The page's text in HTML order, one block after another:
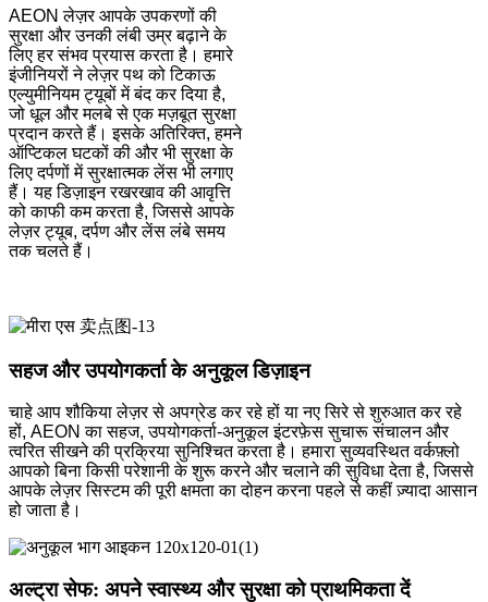
AEON लेज़र आपके उपकरणों की
सुरक्षा और उनकी लंबी उम्र बढ़ाने के
लिए हर संभव प्रयास करता है। हमारे
इंजीनियरों ने लेज़र पथ को टिकाऊ
एल्युमीनियम ट्यूबों में बंद कर दिया है,
जो धूल और मलबे से एक मज़बूत सुरक्षा
प्रदान करते हैं। इसके अतिरिक्त, हमने
ऑप्टिकल घटकों की और भी सुरक्षा के
लिए दर्पणों में सुरक्षात्मक लेंस भी लगाए
हैं। यह डिज़ाइन रखरखाव की आवृत्ति
को काफी कम करता है, जिससे आपके
लेज़र ट्यूब, दर्पण और लेंस लंबे समय
तक चलते हैं।
सहज और उपयोगकर्ता के अनुकूल डिज़ाइन
चाहे आप शौकिया लेज़र से अपग्रेड कर रहे हों या नए सिरे से शुरुआत कर रहे
हों, AEON का सहज, उपयोगकर्ता-अनुकूल इंटरफ़ेस सुचारू संचालन और
त्वरित सीखने की प्रक्रिया सुनिश्चित करता है। हमारा सुव्यवस्थित वर्कफ़्लो
आपको बिना किसी परेशानी के शुरू करने और चलाने की सुविधा देता है, जिससे
आपके लेज़र सिस्टम की पूरी क्षमता का दोहन करना पहले से कहीं ज़्यादा आसान
हो जाता है।
अल्ट्रा सेफ: अपने स्वास्थ्य और सुरक्षा को प्राथमिकता दें